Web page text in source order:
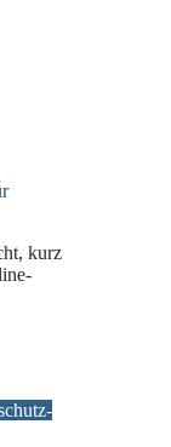
kurz